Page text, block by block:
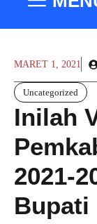
MARET 1, 2021
Uncategorized
Inilah
2021-
Bupati